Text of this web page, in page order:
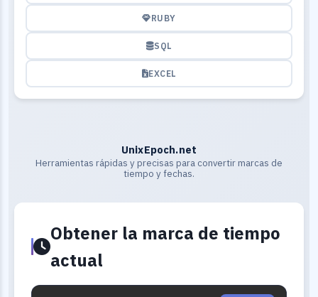
RUBY
SQL
EXCEL
UnixEpoch.net
Herramientas rápidas y precisas para convertir marcas de
tiempo y fechas.
Obtener la marca de tiempo
actual